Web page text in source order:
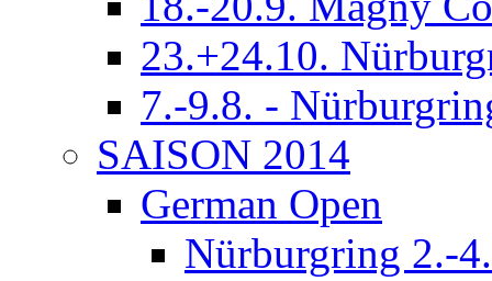
23.+24.10.
7.-9.8. -
SAISON 2014
German Open
Nürburgring 2.-